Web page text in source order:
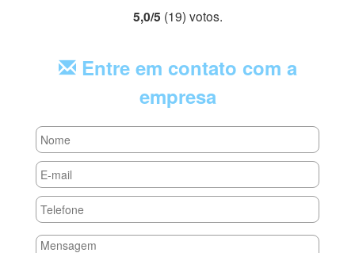
5,0/5 (19) votos.
Entre em contato com a
empresa